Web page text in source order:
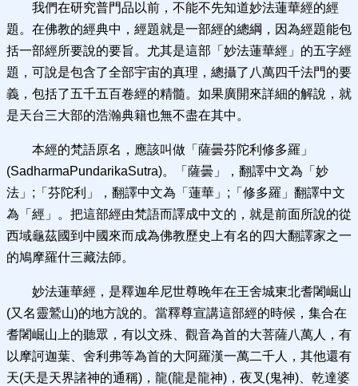
我們在研究普門品以前，不能不先知道妙法蓮華經的經
題。在佛教的經典中，經題就是一部經的總綱，因為經題能包
括一部經所要說的要旨。尤其是這部「妙法蓮華經」的五字經
題，可說是包含了全部宇宙的真理，總攝了八萬四千法門的要
義，包括了五千五百卷經的精髓。如果廣開來詳細的解說，就
是天台三大部的浩瀚典籍也無不盡在其中。
本經的梵語原名，應該叫做「薩曇芬陀利修多羅」
(SadharmaPundarikaSutra)。「薩曇」，翻譯中文為「妙
法」;「芬陀利」，翻譯中文為「蓮華」;「修多羅」翻譯中文
為「經」。把這部經由梵語而譯成中文的，就是前面所說的從
西域龜茲國到中國來而成為佛教歷史上有名的四大翻譯家之一
的鳩摩羅什三藏法師。
妙法蓮華經，是釋迦牟尼世尊晚年在王舍城東北耆闍崛山
(又名靈鷲山)的地方說的。當釋尊宣講這部經的時候，集合在
耆闍崛山上的聽眾，有以文殊、觀音為首的大菩薩八萬人，有
以摩訶迦葉、舍利弗等為首的大阿羅漢一萬二千人，其他還有
天(天是天界諸神的通稱)，龍(龍是龍神)，夜叉(鬼神)、乾達婆